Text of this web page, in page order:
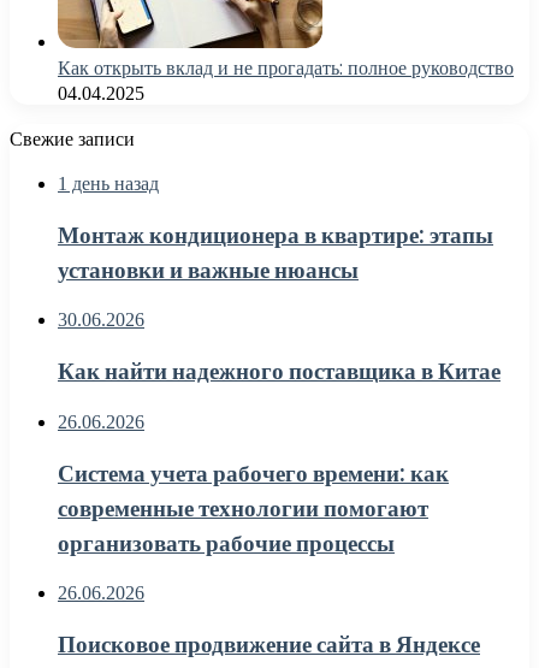
Как открыть вклад и не прогадать: полное руководство
04.04.2025
Свежие записи
1 день назад
Монтаж кондиционера в квартире: этапы
установки и важные нюансы
30.06.2026
Как найти надежного поставщика в Китае
26.06.2026
Система учета рабочего времени: как
современные технологии помогают
организовать рабочие процессы
26.06.2026
Поисковое продвижение сайта в Яндексе